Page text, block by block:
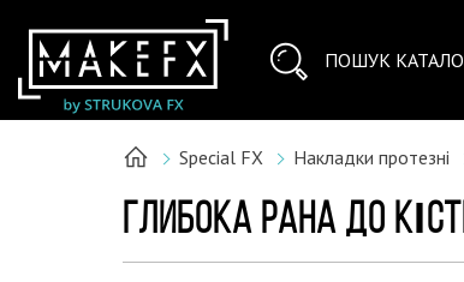
Special FX Накладки протезні
ГЛИБОКА РАНА ДО